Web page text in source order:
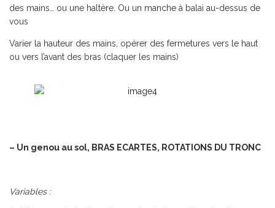
des mains… ou une haltère. Ou un manche à balai au-dessus de
vous
Varier la hauteur des mains, opérer des fermetures vers le haut
ou vers l’avant des bras (claquer les mains)
– Un genou au sol, BRAS ECARTES, ROTATIONS DU TRONC
Variables: